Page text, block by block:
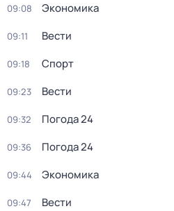
09:08 Экономика
09:11 Вести
09:18 Спорт
09:23 Вести
09:32 Погода 24
09:36 Погода 24
09:44 Экономика
09:47 Вести